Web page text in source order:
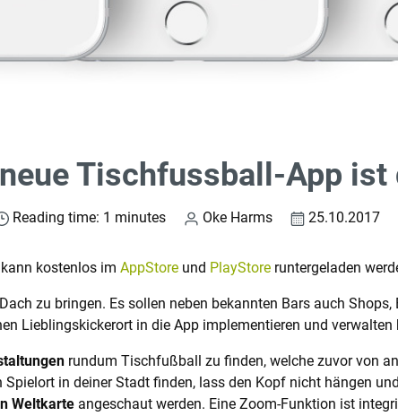
Tischfussball-App ist
Reading time: 1 minutes Oke Harms 25.10.2017
kostenlos im AppStore und PlayStore runtergeladen
zu bringen. Es sollen neben bekannten Bars auch
Lieblingskickerort in die App implementieren und verwalten
rundum Tischfußball zu finden, welche zuvor von
in deiner Stadt finden, lass den Kopf nicht hängen
Weltkarte angeschaut werden. Eine Zoom-Funktion ist